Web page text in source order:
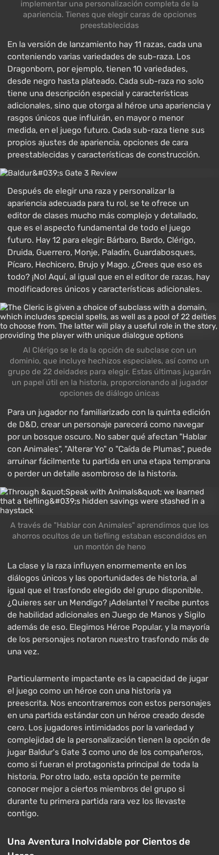
implementar una personalización completa de la
apariencia. Tienes que elegir caras de opciones
preestablecidas
En la versión de lanzamiento hay 11 razas, cada una
conteniendo varias variedades de sub-raza. Los
Dragonborn, por ejemplo, tienen 10 variedades,
desde negro hasta plateado. Cada sub-raza no solo
tiene una descripción especial y características
adicionales, sino que otorga al héroe una apariencia y
rasgos únicos que influirán, en mayor o menor
medida, en el juego futuro. Cada sub-raza tiene sus
propios ajustes de apariencia, opciones de cara
preestablecidas y características de construcción.
Después de elegir una raza y personalizar la
apariencia adecuada para tu rol, se te ofrece un
editor de clases mucho más complejo y detallado,
que es el aspecto fundamental de todo el juego
futuro. Hay 12 para elegir: Bárbaro, Bardo, Clérigo,
Druida, Guerrero, Monje, Paladín, Guardabosques,
Pícaro, Hechicero, Brujo y Mago. ¿Crees que eso es
todo? ¡No! Aquí, al igual que en el editor de razas, hay
modificadores únicos y características adicionales.
Al Clérigo se le da la opción de subclase con un
dominio, que incluye hechizos especiales, así como un
grupo de 22 deidades para elegir. Estas últimas jugarán
un papel útil en la historia, proporcionando al jugador
opciones de diálogo únicas
Para un jugador no familiarizado con la quinta edición
de D&D, crear un personaje parecerá como navegar
por un bosque oscuro. No saber qué afectan "Hablar
con Animales", "Alterar Yo" o "Caída de Plumas", puede
arruinar fácilmente tu partida en una etapa temprana
o perder un detalle asombroso de la historia.
A través de "Hablar con Animales" aprendimos que los
ahorros ocultos de un tiefling estaban escondidos en
un montón de heno
La clase y la raza influyen enormemente en los
diálogos únicos y las oportunidades de historia, al
igual que el trasfondo elegido del grupo disponible.
¿Quieres ser un Mendigo? ¡Adelante! Y recibe puntos
de habilidad adicionales en Juego de Manos y Sigilo
además de eso. Elegimos Héroe Popular, y la mayoría
de los personajes notaron nuestro trasfondo más de
una vez.
Particularmente impactante es la capacidad de jugar
el juego como un héroe con una historia ya
preescrita. Nos encontraremos con estos personajes
en una partida estándar con un héroe creado desde
cero. Los jugadores intimidados por la variedad y
complejidad de la personalización tienen la opción de
jugar Baldur's Gate 3 como uno de los compañeros,
como si fueran el protagonista principal de toda la
historia. Por otro lado, esta opción te permite
conocer mejor a ciertos miembros del grupo si
durante tu primera partida rara vez los llevaste
contigo.
Una Aventura Inolvidable por Cientos de